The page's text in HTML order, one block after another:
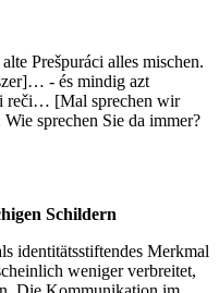
Prešpuráci alles mischen.
- és mindig azt
reči… [Mal sprechen wir
sprechen Sie da immer?
Schildern
identitätsstiftendes Merkmal
weniger verbreitet,